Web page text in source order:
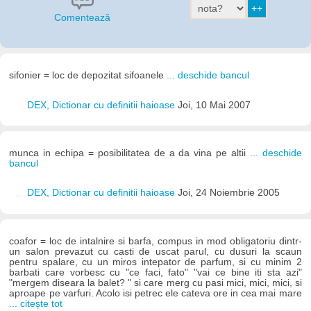
Comentează
sifonier = loc de depozitat sifoanele ... deschide bancul
DEX, Dictionar cu definitii haioase Joi, 10 Mai 2007
munca in echipa = posibilitatea de a da vina pe altii ... deschide
bancul
DEX, Dictionar cu definitii haioase Joi, 24 Noiembrie 2005
coafor = loc de intalnire si barfa, compus in mod obligatoriu dintr-
un salon prevazut cu casti de uscat parul, cu dusuri la scaun
pentru spalare, cu un miros intepator de parfum, si cu minim 2
barbati care vorbesc cu "ce faci, fato" "vai ce bine iti sta azi"
"mergem diseara la balet? " si care merg cu pasi mici, mici, mici, si
aproape pe varfuri. Acolo isi petrec ele cateva ore in cea mai mare
... citește tot